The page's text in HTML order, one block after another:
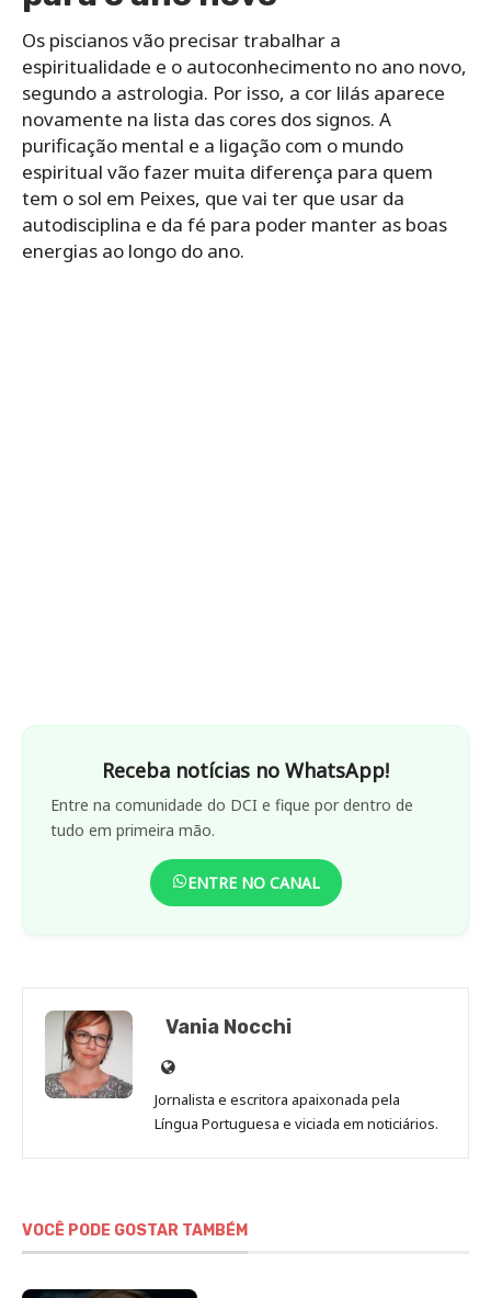
Os piscianos vão precisar trabalhar a
espiritualidade e o autoconhecimento no ano novo,
segundo a astrologia. Por isso, a cor lilás aparece
novamente na lista das cores dos signos. A
purificação mental e a ligação com o mundo
espiritual vão fazer muita diferença para quem
tem o sol em Peixes, que vai ter que usar da
autodisciplina e da fé para poder manter as boas
energias ao longo do ano.
Receba notícias no WhatsApp!
Entre na comunidade do DCI e fique por dentro de
tudo em primeira mão.
ENTRE NO CANAL
Vania Nocchi
Site
de
Vania
Jornalista e escritora apaixonada pela
Língua Portuguesa e viciada em noticiários.
VOCÊ PODE GOSTAR TAMBÉM